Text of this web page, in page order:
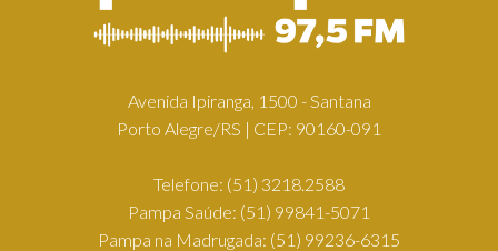
Avenida Ipiranga, 1500 - Santana
Porto Alegre/RS | CEP: 90160-091
Telefone: (51) 3218.2588
Pampa Saúde: (51) 99841-5071
Pampa na Madrugada: (51) 99236-6315